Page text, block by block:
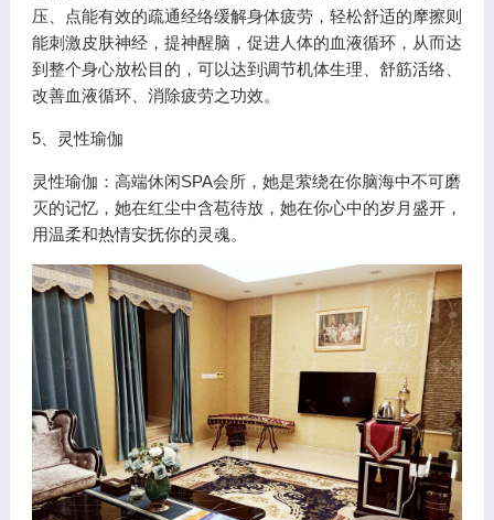
压、点能有效的疏通经络缓解身体疲劳，轻松舒适的摩擦则
能刺激皮肤神经，提神醒脑，促进人体的血液循环，从而达
到整个身心放松目的，可以达到调节机体生理、舒筋活络、
改善血液循环、消除疲劳之功效。
5、灵性瑜伽
灵性瑜伽：高端休闲SPA会所，她是萦绕在你脑海中不可磨
灭的记忆，她在红尘中含苞待放，她在你心中的岁月盛开，
用温柔和热情安抚你的灵魂。